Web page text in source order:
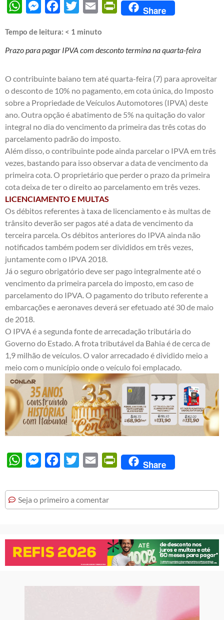
WhatsAppMessengerFacebook
Twitter Email PrintFriendly
Share
Tempo de leitura: < 1 minuto
Prazo para pagar IPVA com desconto termina na quarta-feira
O contribuinte baiano tem até quarta-feira (7) para aproveitar
o desconto de 10% no pagamento, em cota única, do Imposto
sobre a Propriedade de Veículos Automotores (IPVA) deste
ano. Outra opção é abatimento de 5% na quitação do valor
integral no dia do vencimento da primeira das três cotas do
parcelamento padrão do imposto.
Além disso, o contribuinte pode ainda parcelar o IPVA em três
vezes, bastando para isso observar a data de vencimento da
primeira cota. O proprietário que perder o prazo da primeira
cota deixa de ter o direito ao parcelamento em três vezes.
LICENCIAMENTO E MULTAS
Os débitos referentes à taxa de licenciamento e às multas de
trânsito deverão ser pagos até a data de vencimento da
terceira parcela. Os débitos anteriores do IPVA ainda não
notificados também podem ser divididos em três vezes,
juntamente com o IPVA 2018.
Já o seguro obrigatório deve ser pago integralmente até o
vencimento da primeira parcela do imposto, em caso de
parcelamento do IPVA. O pagamento do tributo referente a
embarcações e aeronaves deverá ser efetuado até 30 de maio
de 2018.
O IPVA é a segunda fonte de arrecadação tributária do
Governo do Estado. A frota tributável da Bahia é de cerca de
1,9 milhão de veículos. O valor arrecadado é dividido meio a
meio com o município onde o veículo foi emplacado.
WhatsAppMessengerFacebook
Twitter Email PrintFriendly
Share
Seja o primeiro a comentar